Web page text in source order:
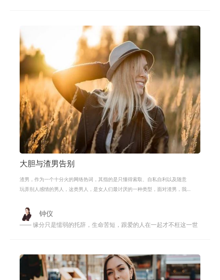
大胆与渣男告别
渣男，作为一个十分火的网络热词，其指的是只懂得索取、自私自利以及随意
玩弄别人感情的男人，这类男人，是女人们最讨厌的一种类型，面对渣男，我
钟仪
—— 缘分只是懦弱的托辞，生命苦短，跟爱的人在一起才不枉这一世